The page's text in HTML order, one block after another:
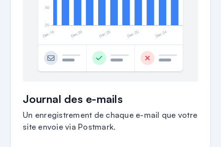
Journal des e-mails
Un enregistrement de chaque e-mail que votre
site envoie via Postmark.